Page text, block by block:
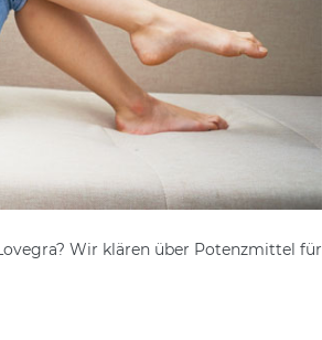
Wir klären über Potenzmittel für